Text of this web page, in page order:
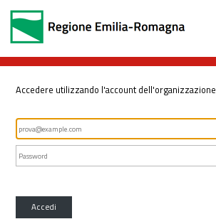
Accedere utilizzando l'account dell'organizzazione
Accedi